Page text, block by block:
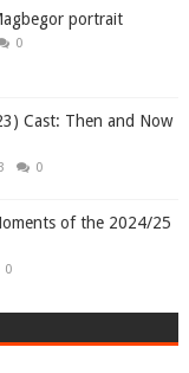
portrait
0
Cast: Then and Now
0
of the 2024/25
0